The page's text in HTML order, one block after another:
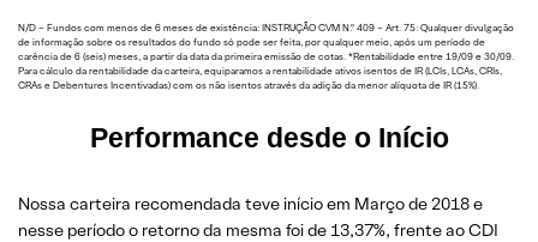
N/D – Fundos com menos de 6 meses de existência: INSTRUÇÃO CVM N.º 409 – Art. 75: Qualquer divulgação
de informação sobre os resultados do fundo só pode ser feita, por qualquer meio, após um período de
carência de 6 (seis) meses, a partir da data da primeira emissão de cotas. *Rentabilidade entre 19/09 e 30/09.
Para cálculo da rentabilidade da carteira, equiparamos a rentabilidade ativos isentos de IR (LCIs, LCAs, CRIs,
CRAs e Debentures Incentivadas) com os não isentos através da adição da menor alíquota de IR (15%).
Performance desde o Início
Nossa carteira recomendada teve início em Março de 2018 e
nesse período o retorno da mesma foi de 13,37%, frente ao CDI